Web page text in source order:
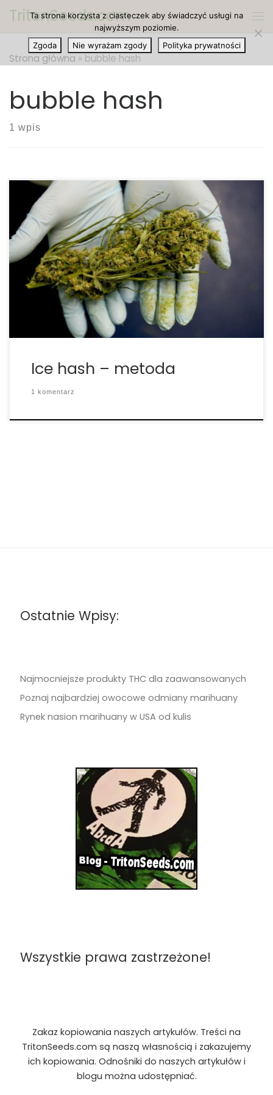
Przejdź do treści
TritonSeeds.com
Strona główna » bubble hash
bubble hash
1 wpis
Wytwarzanie haszyszu przy użyciu suchego lodu
(znanego również jako bubble hash) jest jedną z
najczęstszych metod przygotowywania haszyszu,
ponieważ jako ostateczny rezultat dostajesz
najczystszą formę żywicy. Metoda: Potrzebujesz
wiadra, suchego lodu, woreczków bąbelkowych
(woreczki z drobną siatką na spodzie) i […]
Ice hash – metoda
1 komentarz
Ostatnie Wpisy:
Najmocniejsze produkty THC dla zaawansowanych
Poznaj najbardziej owocowe odmiany marihuany
Rynek nasion marihuany w USA od kulis
Wszystkie prawa zastrzeżone!
Zakaz kopiowania naszych artykułów. Treści na
TritonSeeds.com są naszą własnością i zakazujemy
ich kopiowania. Odnośniki do naszych artykułów i
blogu można udostępniać.
Ta strona korzysta z ciasteczek aby świadczyć usługi na
najwyższym poziomie.
Zgoda
Nie wyrażam zgody Polityka prywatności